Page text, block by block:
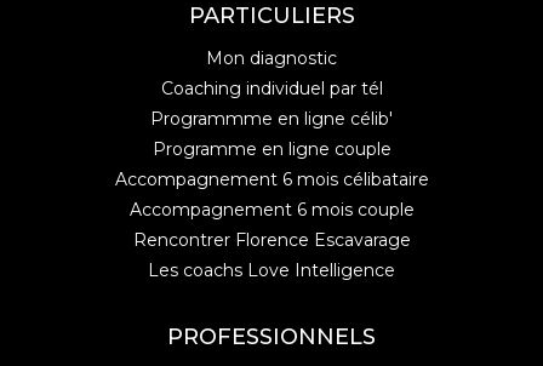
PARTICULIERS
Mon diagnostic
Coaching individuel par tél
Programmme en ligne célib'
Programme en ligne couple
Accompagnement 6 mois célibataire
Accompagnement 6 mois couple
Rencontrer Florence Escavarage
Les coachs Love Intelligence
PROFESSIONNELS